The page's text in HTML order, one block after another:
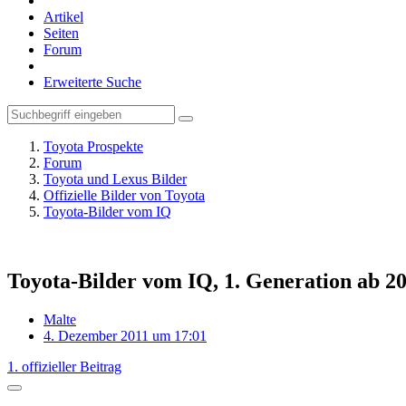
Artikel
Seiten
Forum
Erweiterte Suche
Toyota Prospekte
Forum
Toyota und Lexus Bilder
Offizielle Bilder von Toyota
Toyota-Bilder vom IQ
Toyota-Bilder vom IQ, 1. Generation ab
Malte
4. Dezember 2011 um 17:01
1. offizieller Beitrag